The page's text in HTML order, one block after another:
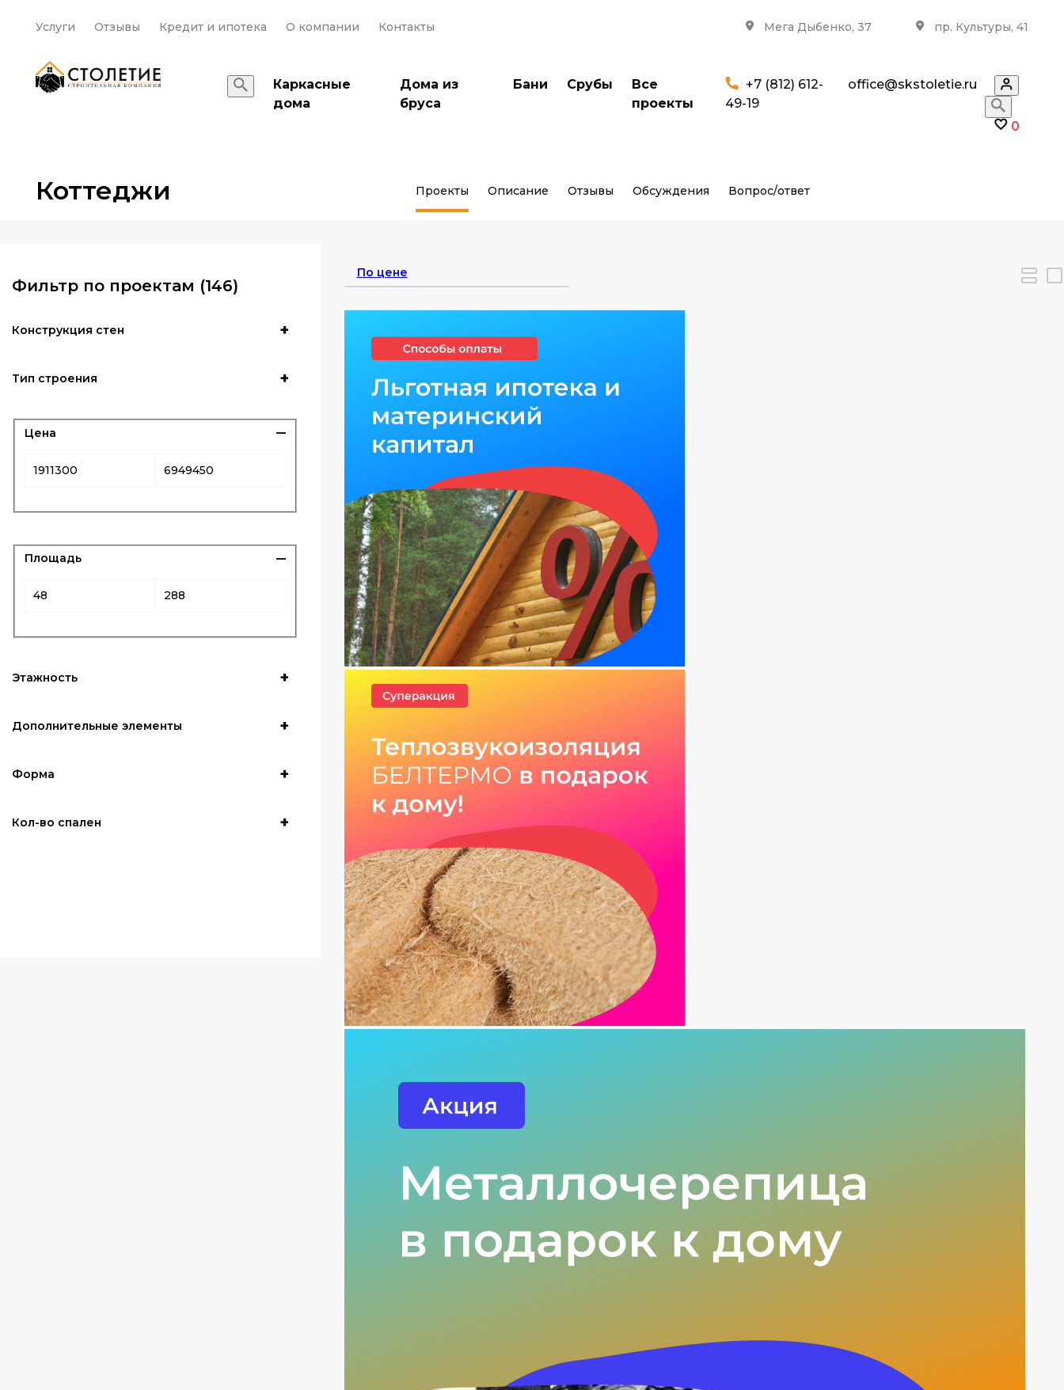
Услуги Отзывы Кредит и ипотека О компании Контакты Мега Дыбенко, 37 пр. Культуры, 41
Каркасные
дома
Дома из
бруса
Бани Срубы
Все
проекты
+7 (812) 612-
49-19
office@skstoletie.ru
0
Коттеджи Проекты Описание Отзывы Обсуждения Вопрос/ответ
Фильтр по проектам (146)
Конструкция стен
Тип строения
Цена
Площадь
Этажность
Дополнительные элементы
Форма
Кол-во спален
По цене